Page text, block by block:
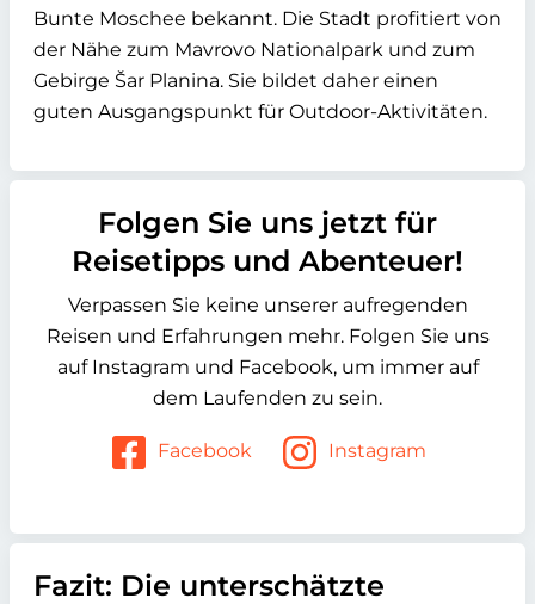
Bunte Moschee bekannt. Die Stadt profitiert von
der Nähe zum Mavrovo Nationalpark und zum
Gebirge Šar Planina. Sie bildet daher einen
guten Ausgangspunkt für Outdoor-Aktivitäten.
Folgen Sie uns jetzt für
Reisetipps und Abenteuer!
Verpassen Sie keine unserer aufregenden
Reisen und Erfahrungen mehr. Folgen Sie uns
auf Instagram und Facebook, um immer auf
dem Laufenden zu sein.
Facebook Instagram
Fazit: Die unterschätzte